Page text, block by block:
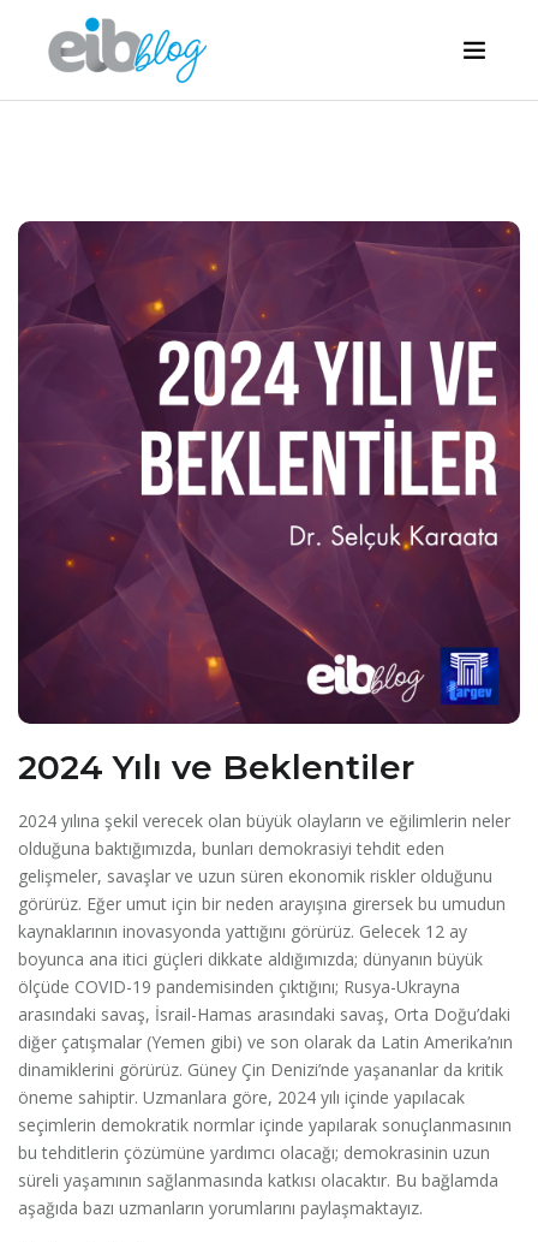
2024 Yılı ve Beklentiler
2024 yılına şekil verecek olan büyük olayların ve eğilimlerin neler
olduğuna baktığımızda, bunları demokrasiyi tehdit eden
gelişmeler, savaşlar ve uzun süren ekonomik riskler olduğunu
görürüz. Eğer umut için bir neden arayışına girersek bu umudun
kaynaklarının inovasyonda yattığını görürüz. Gelecek 12 ay
boyunca ana itici güçleri dikkate aldığımızda; dünyanın büyük
ölçüde COVID-19 pandemisinden çıktığını; Rusya-Ukrayna
arasındaki savaş, İsrail-Hamas arasındaki savaş, Orta Doğu’daki
diğer çatışmalar (Yemen gibi) ve son olarak da Latin Amerika’nın
dinamiklerini görürüz. Güney Çin Denizi’nde yaşananlar da kritik
öneme sahiptir. Uzmanlara göre, 2024 yılı içinde yapılacak
seçimlerin demokratik normlar içinde yapılarak sonuçlanmasının
bu tehditlerin çözümüne yardımcı olacağı; demokrasinin uzun
süreli yaşamının sağlanmasında katkısı olacaktır. Bu bağlamda
aşağıda bazı uzmanların yorumlarını paylaşmaktayız.